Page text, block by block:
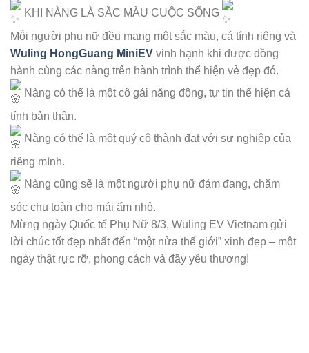
KHI NÀNG LÀ SẮC MÀU CUỘC SỐNG
Mỗi người phụ nữ đều mang một sắc màu, cá tính riêng và
Wuling HongGuang MiniEV vinh hạnh khi được đồng
hành cùng các nàng trên hành trình thể hiện vẻ đẹp đó.
Nàng có thể là một cô gái năng động, tự tin thể hiện cá
tính bản thân.
Nàng có thể là một quý cô thành đạt với sự nghiệp của
riêng mình.
Nàng cũng sẽ là một người phụ nữ đảm đang, chăm
sóc chu toàn cho mái ấm nhỏ.
Mừng ngày Quốc tế Phụ Nữ 8/3, Wuling EV Vietnam gửi
lời chúc tốt đẹp nhất đến “một nửa thế giới” xinh đẹp – một
ngày thật rực rỡ, phong cách và đầy yêu thương!